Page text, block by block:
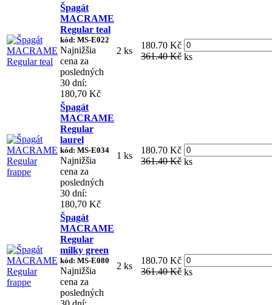
Špagát
MACRAME
Regular teal
kód: MS-E022
Najnižšia
cena za
posledných
30 dní:
180,70 Kč
2 ks
180.70 Kč
361.40 Kč ks
Špagát
MACRAME
Regular
laurel
kód: MS-E034
Najnižšia
cena za
posledných
30 dní:
180,70 Kč
1 ks
180.70 Kč
361.40 Kč ks
Špagát
MACRAME
Regular
milky green
kód: MS-E080
Najnižšia
cena za
posledných
2 ks
180.70 Kč
361.40 Kč ks